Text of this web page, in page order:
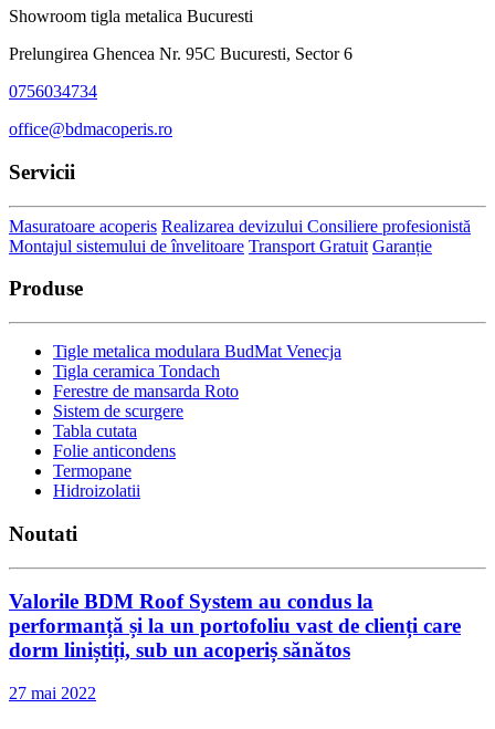
Showroom tigla metalica Bucuresti
Prelungirea Ghencea Nr. 95C Bucuresti, Sector 6
0756034734
office@bdmacoperis.ro
Servicii
Masuratoare acoperis Realizarea devizului Consiliere profesionistă
Montajul sistemului de învelitoare Transport Gratuit Garanție
Produse
Tigle metalica modulara BudMat Venecja
Tigla ceramica Tondach
Ferestre de mansarda Roto
Sistem de scurgere
Tabla cutata
Folie anticondens
Termopane
Hidroizolatii
Noutati
Valorile BDM Roof System au condus la
performanță și la un portofoliu vast de clienți care
dorm liniștiți, sub un acoperiș sănătos
27 mai 2022